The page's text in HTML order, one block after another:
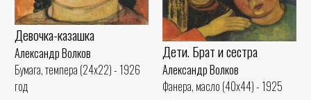
Девочка-казашка
Александр Волков
Бумага, темпера (24x22) - 1926
год
Дети. Брат и сестра
Александр Волков
Фанера, масло (40x44) - 1925